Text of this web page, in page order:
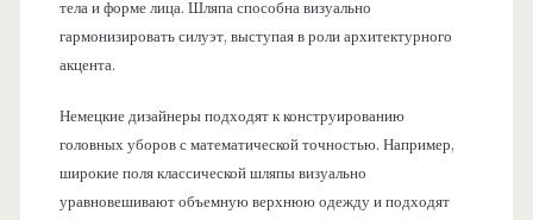
тела и форме лица. Шляпа способна визуально
гармонизировать силуэт, выступая в роли архитектурного
акцента.
Немецкие дизайнеры подходят к конструированию
головных уборов с математической точностью. Например,
широкие поля классической шляпы визуально
уравновешивают объемную верхнюю одежду и подходят